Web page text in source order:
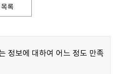
목록
정보에 대하여 어느 정도 만족